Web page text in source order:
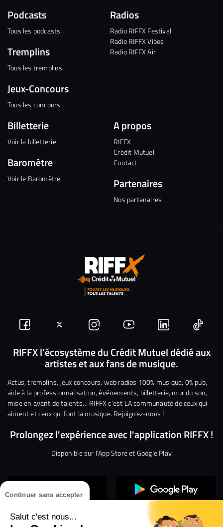
Continuer sans accepter
Salut c'est nous...
Podcasts
Tous les podcasts
Tremplins
Tous les tremplins
Jeux-Concours
Tous les concours
Radios
Radio RIFFX Festival
Radio RIFFX Vibes
Radio RIFFX Air
Billetterie
Voir la billetterie
Baromètre
Voir le Baromètre
A propos
RIFFX
Crédit Mutuel
Contact
Partenaires
Nos partenaires
Suivez-
nous
Facebook
Suivez-
nous
sur
Twitter
Nous
rejoindre
sur
Instagram
Nous
rejoindre
sur
YouTube
Nous
rejoindre
sur
Linkedin
Nous
RIFFX l’écosystème du Crédit Mutuel dédié aux
artistes et aux fans de musique.
Actus, tremplins, jeux concours, web radios 100% musique, 0% pub,
aide à la professionnalisation, événements, billetterie, mur du son,
mise en avant de talents… RIFFX c’est LA communauté de ceux qui
aiment et ceux qui font la musique. Rejoignez-nous !
Prolongez l'expérience avec l'application RIFFX !
Disponible sur l'App Store et Google Play